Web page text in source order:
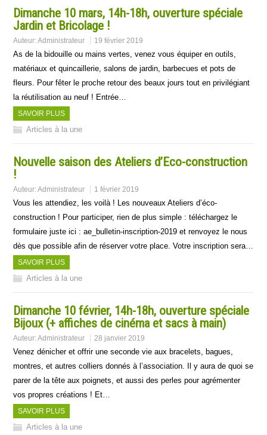
Dimanche 10 mars, 14h-18h, ouverture spéciale
Jardin et Bricolage !
Auteur:Administrateur 19 février 2019
As de la bidouille ou mains vertes, venez vous équiper en outils,
matériaux et quincaillerie, salons de jardin, barbecues et pots de
fleurs. Pour fêter le proche retour des beaux jours tout en privilégiant
la réutilisation au neuf ! Entrée…
SAVOIR PLUS
Articles à la une
Nouvelle saison des Ateliers d’Eco-construction
!
Auteur:Administrateur 1 février 2019
Vous les attendiez, les voilà ! Les nouveaux Ateliers d’éco-
construction ! Pour participer, rien de plus simple : téléchargez le
formulaire juste ici : ae_bulletin-inscription-2019 et renvoyez le nous
dès que possible afin de réserver votre place. Votre inscription sera…
SAVOIR PLUS
Articles à la une
Dimanche 10 février, 14h-18h, ouverture spéciale
Bijoux (+ affiches de cinéma et sacs à main)
Auteur:Administrateur 28 janvier 2019
Venez dénicher et offrir une seconde vie aux bracelets, bagues,
montres, et autres colliers donnés à l’association. Il y aura de quoi se
parer de la tête aux poignets, et aussi des perles pour agrémenter
vos propres créations ! Et…
SAVOIR PLUS
Articles à la une